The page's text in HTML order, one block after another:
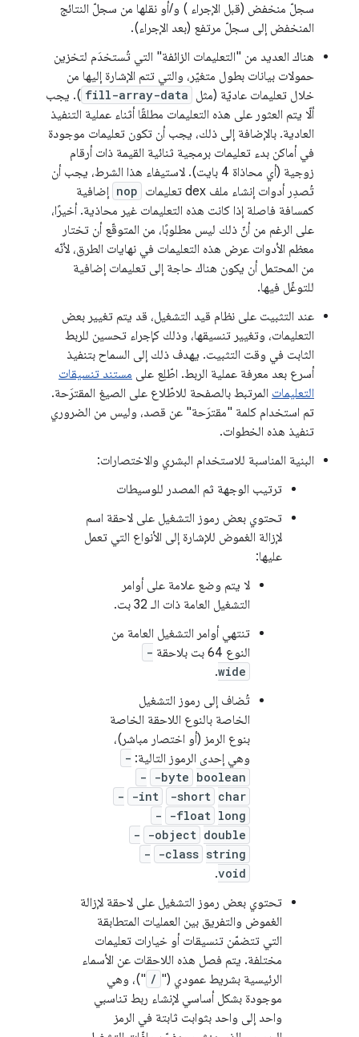
سجلّ منخفض (قبل الإجراء ) و/أو نقلها من سجلّ النتائج
المنخفض إلى سجلّ مرتفع (بعد الإجراء).
هناك العديد من "التعليمات الزائفة" التي تُستخدَم لتخزين
حمولات بيانات بطول متغيّر، والتي تتم الإشارة إليها من
خلال تعليمات عاديّة (مثل fill-array-data ). يجب
ألّا يتم العثور على هذه التعليمات مطلقًا أثناء عملية التنفيذ
العادية. بالإضافة إلى ذلك، يجب أن تكون تعليمات موجودة
في أماكن بدء تعليمات برمجية ثنائية القيمة ذات أرقام
زوجية (أي محاذاة 4 بايت). لاستيفاء هذا الشرط، يجب أن
تُصدِر أدوات إنشاء ملف dex تعليمات
nop إضافية
كمسافة فاصلة إذا كانت هذه التعليمات غير محاذية. أخيرًا،
على الرغم من أنّ ذلك ليس مطلوبًا، من المتوقّع أن تختار
معظم الأدوات عرض هذه التعليمات في نهايات الطرق، لأنّه
من المحتمل أن يكون هناك حاجة إلى تعليمات إضافية
للتوغّل فيها.
عند التثبيت على نظام قيد التشغيل، قد يتم تغيير بعض
التعليمات، وتغيير تنسيقها، وذلك كإجراء تحسين للربط
الثابت في وقت التثبيت. يهدف ذلك إلى السماح بتنفيذ
أسرع بعد معرفة عملية الربط. اطّلِع على مستند تنسيقات
التعليمات المرتبط بالصفحة للاطّلاع على الصيغ المقترَحة.
تم استخدام كلمة "مقترَحة" عن قصد، وليس من الضروري
تنفيذ هذه الخطوات.
البنية المناسبة للاستخدام البشري والاختصارات:
ترتيب الوجهة ثم المصدر للوسيطات
تحتوي بعض رموز التشغيل على لاحقة اسم
لإزالة الغموض للإشارة إلى الأنواع التي تعمل
عليها:
لا يتم وضع علامة على أوامر
التشغيل العامة ذات الـ 32 بت.
تنتهي أوامر التشغيل العامة من
النوع 64 بت بلاحقة
-
wide
.
تُضاف إلى رموز التشغيل
الخاصة بالنوع اللاحقة الخاصة
بنوع الرمز (أو اختصار مباشر)،
وهي إحدى الرموز التالية: -
boolean
-byte
-
char
-short
-int
-
long
-float
-
double
-object
-
string
-class
-
void
.
تحتوي بعض رموز التشغيل على لاحقة لإزالة
الغموض والتفريق بين العمليات المتطابقة
التي تتضمّن تنسيقات أو خيارات تعليمات
مختلفة. يتم فصل هذه اللاحقات عن الأسماء
الرئيسية بشريط عمودي (" / ")، وهي
موجودة بشكل أساسي لإنشاء ربط تناسبي
واحد إلى واحد بثوابت ثابتة في الرمز